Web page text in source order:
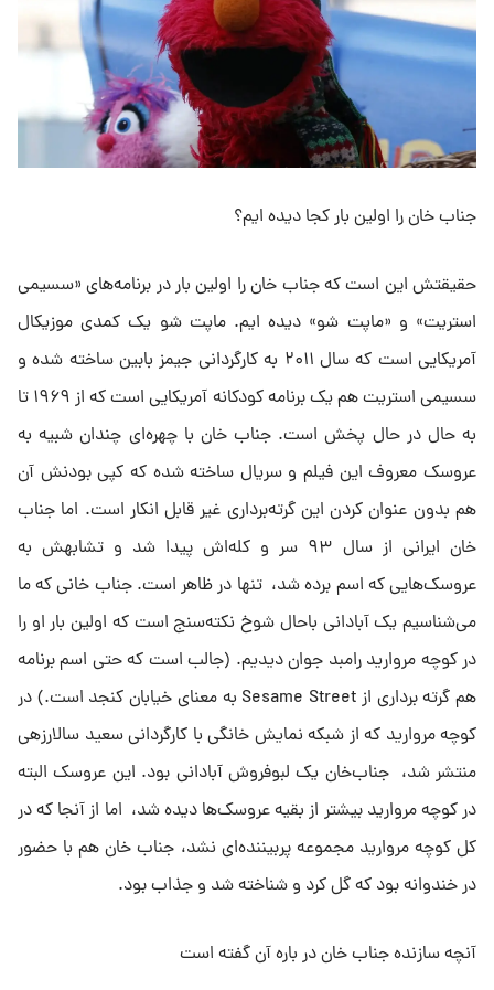
جناب خان را اولین بار کجا دیده ایم؟
حقیقتش این است که جناب خان را اولین بار در برنامه‌های «سسیمی
‌استریت» و «ماپت شو» دیده ایم. ماپت شو یک کمدی موزیکال
آمریکایی است که سال ۲۰۱۱ به کارگردانی جیمز بابین ساخته شده و
سسیمی استریت هم یک برنامه کودکانه آمریکایی است که از ۱۹۶۹ تا
به حال در حال پخش است. جناب خان با چهره‌ای چندان شبیه به
عروسک معروف این فیلم و سریال ساخته شده که کپی بودنش آن
هم بدون عنوان کردن این گرته‌برداری غیر قابل انکار است. اما جناب
خان ایرانی از سال ۹۳ سر و کله‌اش پیدا شد و تشابهش به
عروسک‌هایی که اسم برده شد، ‌ تنها در ظاهر است. جناب خانی که ما
‌می‌شناسیم یک آبادانی باحال شوخ نکته‌سنج است که اولین بار او را
در کوچه مروارید رامبد جوان دیدیم. (جالب است که حتی اسم برنامه
هم گرته برداری از Sesame Street به معنای خیابان کنجد است.) در
کوچه مروارید که از شبکه نمایش خانگی با کارگردانی سعید سالارزهی
منتشر شد، ‌ جناب‌خان یک لبوفروش آبادانی بود. این عروسک البته
در کوچه مروارید بیشتر از بقیه عروسک‌ها دیده شد، ‌ اما از آنجا که در
کل کوچه مروارید مجموعه پربیننده‌ای نشد، جناب خان هم با حضور
در خندوانه بود که گل کرد و شناخته شد و جذاب بود.
آنچه سازنده جناب خان در باره آن گفته است